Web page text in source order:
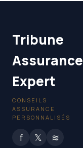
Tribune
Assurance
Expert
CONSEILS
ASSURANCE
PERSONNALISÉS
f 𝕏 ≋